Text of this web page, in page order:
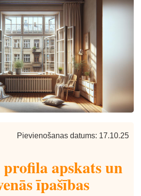
Pievienošanas datums: 17.10.25
apskats un
īpašības